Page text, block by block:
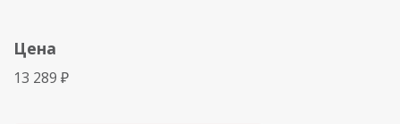
Цена
13 289 ₽